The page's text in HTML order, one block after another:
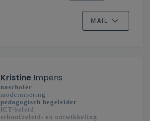
MAIL
Kristine Impens
nascholer
modernisering
pedagogisch begeleider
ICT-beleid
schoolbeleid- en ontwikkeling